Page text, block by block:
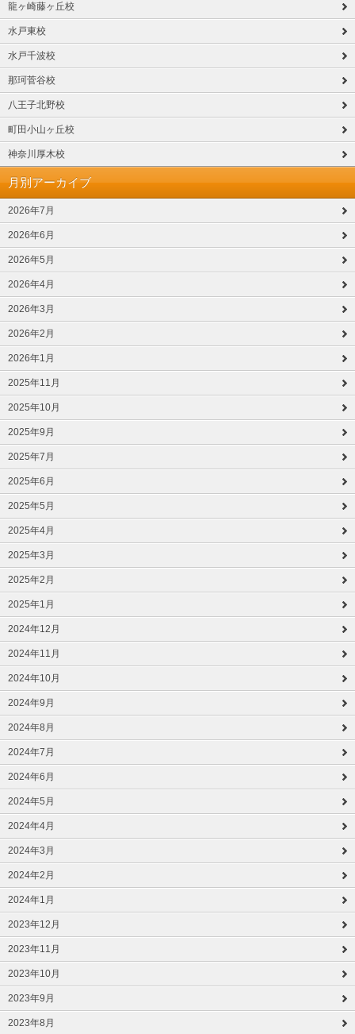
龍ヶ崎藤ヶ丘校
水戸東校
水戸千波校
那珂菅谷校
八王子北野校
町田小山ヶ丘校
神奈川厚木校
月別アーカイブ
2026年7月
2026年6月
2026年5月
2026年4月
2026年3月
2026年2月
2026年1月
2025年11月
2025年10月
2025年9月
2025年7月
2025年6月
2025年5月
2025年4月
2025年3月
2025年2月
2025年1月
2024年12月
2024年11月
2024年10月
2024年9月
2024年8月
2024年7月
2024年6月
2024年5月
2024年4月
2024年3月
2024年2月
2024年1月
2023年12月
2023年11月
2023年10月
2023年9月
2023年8月